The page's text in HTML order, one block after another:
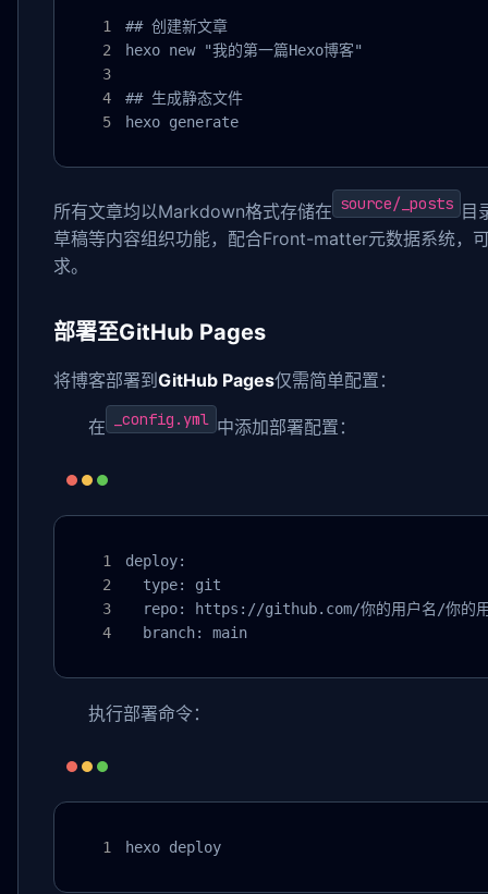
## 创建新文章
hexo new "我的第一篇Hexo博客"
## 生成静态文件
hexo generate
所有文章均以Markdown格式存储在 source/_posts 目
草稿等内容组织功能，配合Front-matter元数据系统，
求。
部署至GitHub Pages
将博客部署到 GitHub Pages仅需简单配置：
在 _config.yml 中添加部署配置：
deploy:
  type: git
repo: https://github.com/你的用户名/你的
  branch: main
执行部署命令：
hexo deploy